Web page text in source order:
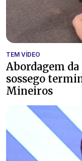
TEM VÍDEO
Abordagem
sossego
Mineiros